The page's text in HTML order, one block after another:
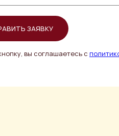
ЗАЯВКУ
вы соглашаетесь с